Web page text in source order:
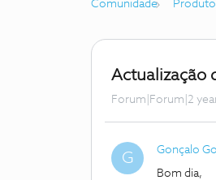
Comunidade
Actualização
Forum|Forum|2
G Gonçalo
Bom dia,